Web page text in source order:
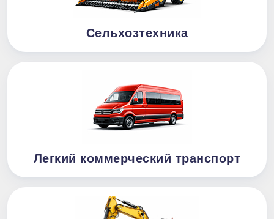
Сельхозтехника
Легкий коммерческий транспорт